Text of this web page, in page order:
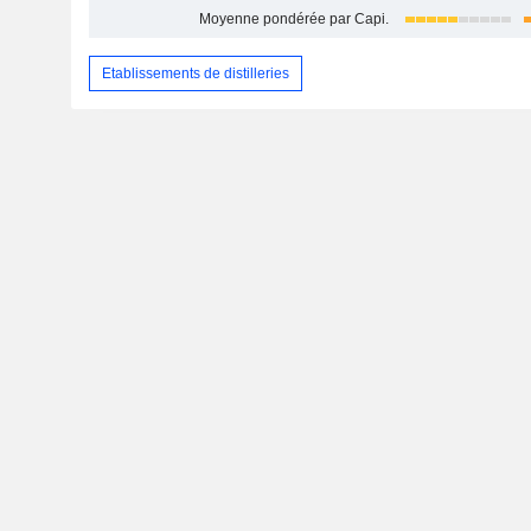
Moyenne pondérée par Capi.
Etablissements de distilleries